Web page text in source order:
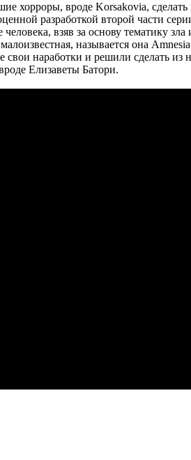
хорроры, вроде Korsakovia,
разработкой второй части
взяв за основу тематику зла
называется она
наработки и решили сделать
Елизаветы Батори.